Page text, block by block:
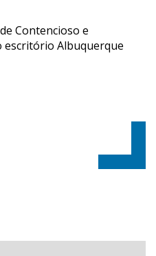
Contencioso e
escritório Albuquerque